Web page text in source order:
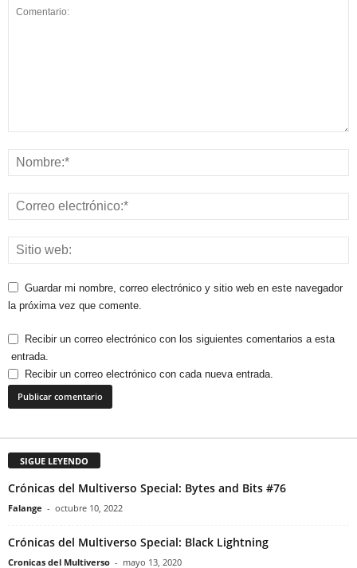
Guardar mi nombre, correo electrónico y sitio web en este navegador
la próxima vez que comente.
Recibir un correo electrónico con los siguientes comentarios a esta
entrada.
Recibir un correo electrónico con cada nueva entrada.
SIGUE LEYENDO
Crónicas del Multiverso Special: Bytes and Bits #76
Falange - octubre 10, 2022
Crónicas del Multiverso Special: Black Lightning
Cronicas del Multiverso - mayo 13, 2020